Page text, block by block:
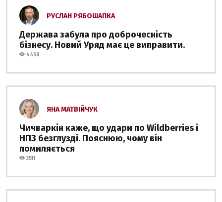
РУСЛАН РЯБОШАПКА
Держава забула про доброчесність
бізнесу. Новий Уряд має це виправити.
4450
ЯНА МАТВІЙЧУК
Чичваркін каже, що удари по Wildberries і
НПЗ безглузді. Пояснюю, чому він
помиляється
3511